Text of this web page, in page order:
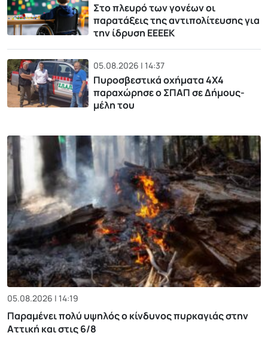
Στο πλευρό των γονέων οι
παρατάξεις της αντιπολίτευσης για
την ίδρυση ΕΕΕΕΚ
05.08.2026 | 14:37
Πυροσβεστικά οχήματα 4Χ4
παραχώρησε ο ΣΠΑΠ σε Δήμους-
μέλη του
05.08.2026 | 14:19
Παραμένει πολύ υψηλός ο κίνδυνος πυρκαγιάς στην
Αττική και στις 6/8